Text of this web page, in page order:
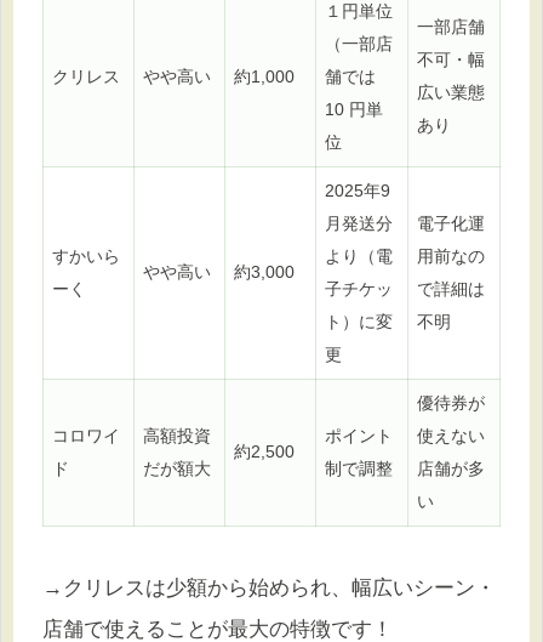
クリレス やや高い 約1,000
１円単位
（一部店
舗では
10 円単
位
一部店舗
不可・幅
広い業態
あり
すかいら
ーく
やや高い 約3,000
2025年9
月発送分
より（電
子チケッ
ト）に変
更
電子化運
用前なの
で詳細は
不明
コロワイ
ド
高額投資
だが額大
約2,500
ポイント
制で調整
優待券が
使えない
店舗が多
い
→クリレスは少額から始められ、幅広いシーン・
店舗で使えることが最大の特徴です！